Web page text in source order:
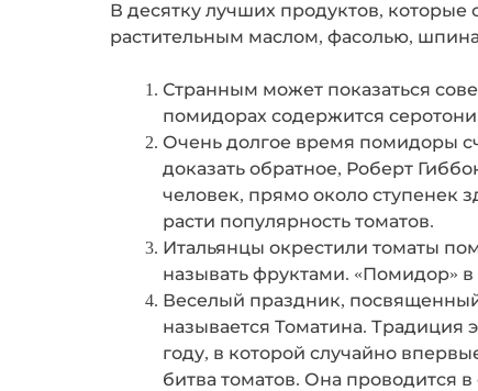
В десятку лучших продуктов,
растительным маслом, фасолью,
Странным может показаться
помидорах содержится
Очень долгое время помидоры
доказать обратное, Роберт
человек, прямо около ступенек
расти популярность томатов.
Итальянцы окрестили томаты
называть фруктами. «Помидор» в
Веселый праздник,
называется Томатина. Традиция
году, в которой случайно
битва томатов. Она проводится